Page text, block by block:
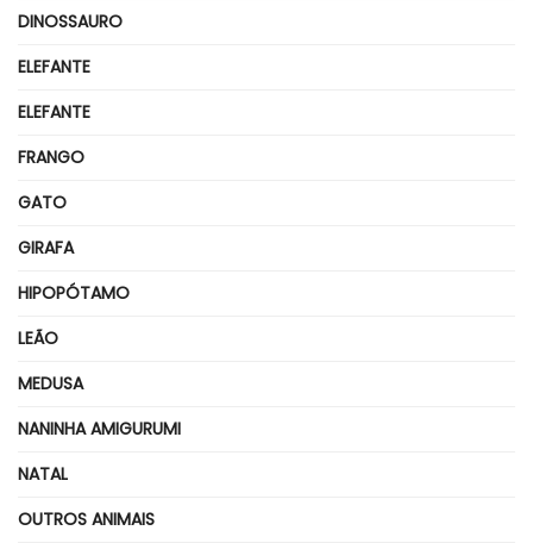
DINOSSAURO
ELEFANTE
ELEFANTE
FRANGO
GATO
GIRAFA
HIPOPÓTAMO
LEÃO
MEDUSA
NANINHA AMIGURUMI
NATAL
OUTROS ANIMAIS